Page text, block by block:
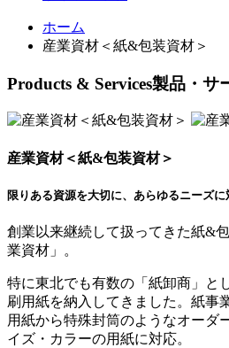
ホーム
産業資材＜紙&包装資材＞
Products & Services製品・サ
産業資材＜紙&包装資材＞
限りある資源を大切に、 あらゆるニーズに
創業以来継続して扱ってきた紙&
業資材」。
特に東北でも有数の「紙卸商」と
刷用紙を納入してきました。紙事
用紙から特殊封筒のようなオーダ
イズ・カラーの用紙に対応。